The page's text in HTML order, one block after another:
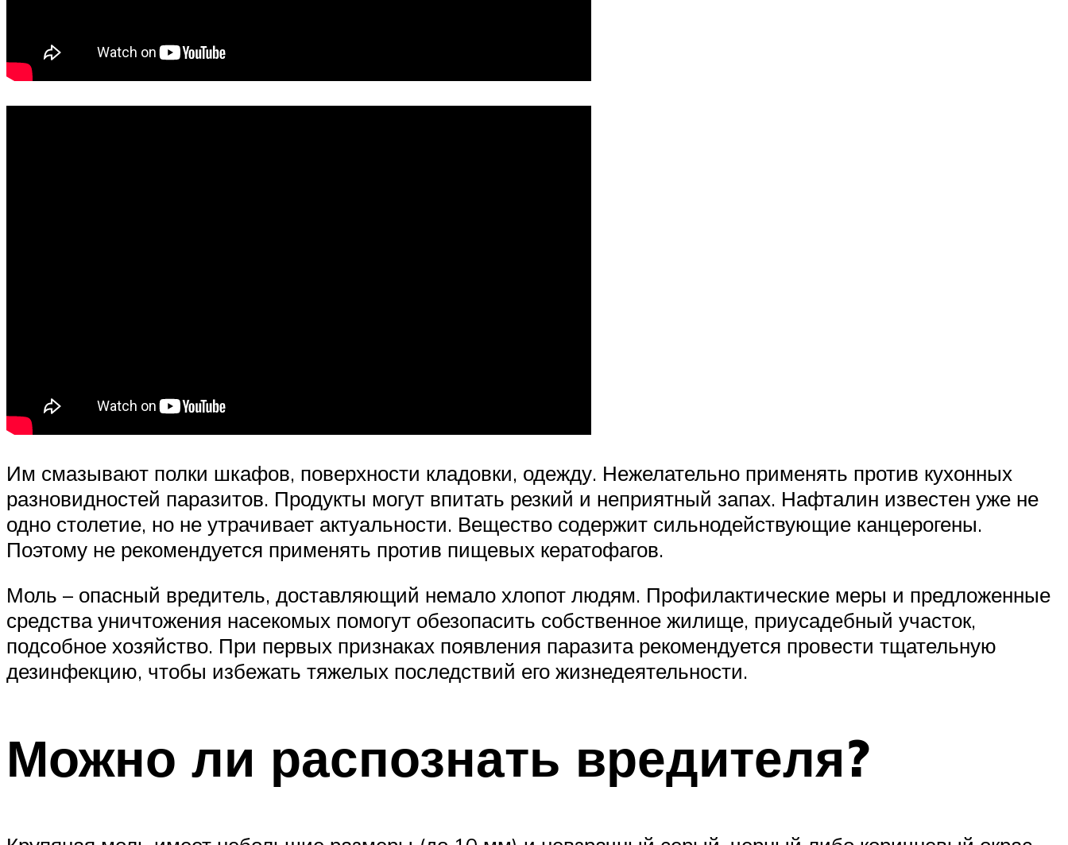
Им смазывают полки шкафов, поверхности кладовки, одежду. Нежелательно применять против кухонных
разновидностей паразитов. Продукты могут впитать резкий и неприятный запах. Нафталин известен уже не
одно столетие, но не утрачивает актуальности. Вещество содержит сильнодействующие канцерогены.
Поэтому не рекомендуется применять против пищевых кератофагов.
Моль – опасный вредитель, доставляющий немало хлопот людям. Профилактические меры и предложенные
средства уничтожения насекомых помогут обезопасить собственное жилище, приусадебный участок,
подсобное хозяйство. При первых признаках появления паразита рекомендуется провести тщательную
дезинфекцию, чтобы избежать тяжелых последствий его жизнедеятельности.
Можно ли распознать вредителя?